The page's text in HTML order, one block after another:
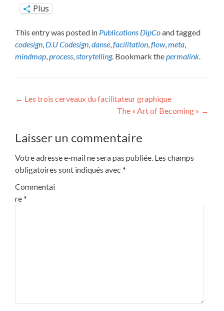
Plus
This entry was posted in Publications DipCoand tagged
codesign, D.U Codesign,danse,facilitation,flow,meta,
mindmap,process,storytelling. Bookmark thepermalink.
Post
← Les trois cerveaux du facilitateur graphique
The « Art of Becoming » →
Laisser un commentaire
Votre adresse e-mail ne sera pas publiée. Les champs
obligatoires sont indiqués avec *
Commentai
re*